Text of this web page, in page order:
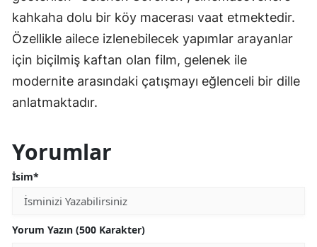
kahkaha dolu bir köy macerası vaat etmektedir.
Özellikle ailece izlenebilecek yapımlar arayanlar
için biçilmiş kaftan olan film, gelenek ile
modernite arasındaki çatışmayı eğlenceli bir dille
anlatmaktadır.
Yorumlar
İsim*
Yorum Yazın (500 Karakter)